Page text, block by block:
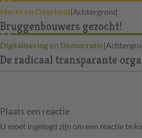
Markt en Overheid|Achtergrond
Bruggenbouwers gezocht!
Digitalisering en Democratie|
De radicaal transparante
Plaats een reactie
U moet ingelogd zijn om een reactie te